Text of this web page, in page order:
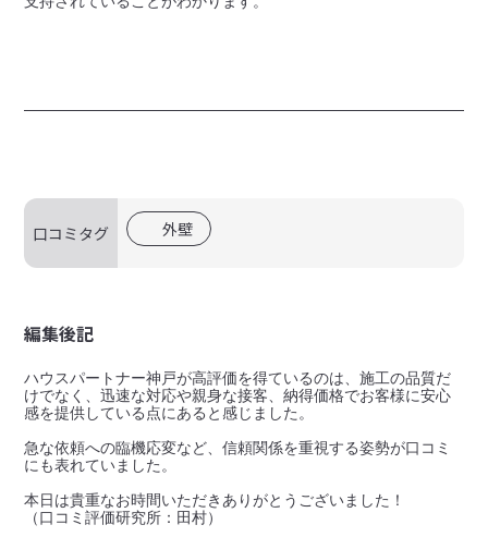
口コミタグ 外壁
編集後記
ハウスパートナー神戸が高評価を得ているのは、施工の品質だ
けでなく、迅速な対応や親身な接客、納得価格でお客様に安心
感を提供している点にあると感じました。
急な依頼への臨機応変など、信頼関係を重視する姿勢が口コミ
にも表れていました。
本日は貴重なお時間いただきありがとうございました！